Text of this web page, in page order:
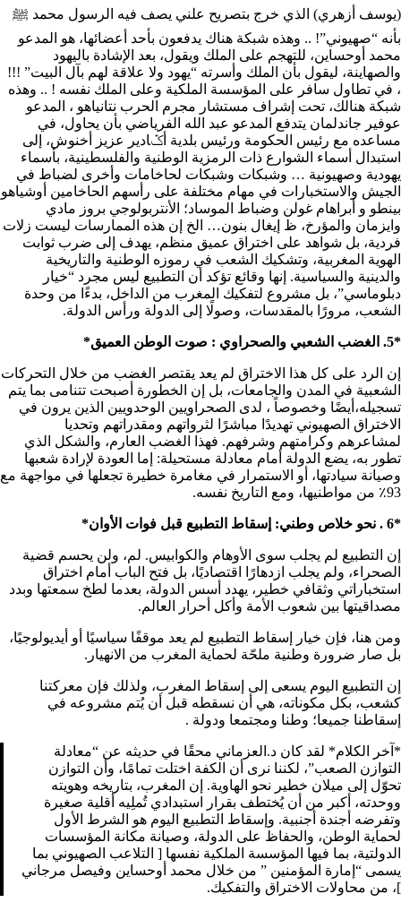
(يوسف أزهري) الذي خرج بتصريح علني يصف فيه الرسول محمد ﷺ
بأنه “صهيوني”! .. وهذه شبكة هناك يدفعون بأحد أعضائها، هو المدعو
محمد أوحساين، للتهجم على الملك ويقول، بعد الإشادة باليهود
والصهاينة، ليقول بأن الملك وأسرته “يهود ولا علاقة لهم بآل البيت” !!!
، في تطاول سافر على المؤسسة الملكية وعلى الملك نفسه ! .. وهذه
شبكة هنالك، تحت إشراف مستشار مجرم الحرب نتانياهو ، المدعو
عوفير جاندلمان يتدفع المدعو عبد الله الفرياضي بأن يحاول، في
مساعده مع رئيس الحكومة ورئيس بلدية أݣادير عزيز أخنوش، إلى
استبدال أسماء الشوارع ذات الرمزية الوطنية والفلسطينية، بأسماء
يهودية وصهيونية … وشبكات وشبكات لحاخامات وأخرى لضباط في
الجيش والاستخبارات في مهام مختلفة على رأسهم الحاخامين أوشياهو
بينطو و أبراهام غولن وضباط الموساد؛ الأنتربولوجي بروز مادي
وايزمان والمؤرخ، ظ إيغال بنون… الخ إن هذه الممارسات ليست زلات
فردية، بل شواهد على اختراق عميق منظم، يهدف إلى ضرب ثوابت
الهوية المغربية، وتشكيك الشعب في رموزه الوطنية والتاريخية
والدينية والسياسية. إنها وقائع تؤكد أن التطبيع ليس مجرد “خيار
دبلوماسي”، بل مشروع لتفكيك المغرب من الداخل، بدءًا من وحدة
الشعب، مرورًا بالمقدسات، وصولًا إلى الدولة ورأس الدولة.
*5. الغضب الشعبي والصحراوي : صوت الوطن العميق*
إن الرد على كل هذا الاختراق لم يعد يقتصر الغضب من خلال التحركات
الشعبية في المدن والجامعات، بل إن الخطورة أصبحت تتنامى بما يتم
تسجيله،أيضًا وخصوصاً ، لدى الصحراويين الوحدويين الذين يرون في
الاختراق الصهيوني تهديدًا مباشرًا لثرواتهم ومقدراتهم وتحديا
لمشاعرهم وكرامتهم وشرفهم. فهذا الغضب العارم، والشكل الذي
تطور به، يضع الدولة أمام معادلة مستحيلة: إما العودة لإرادة شعبها
وصيانة سيادتها، أو الاستمرار في مغامرة خطيرة تجعلها في مواجهة مع
93٪ من مواطنيها، ومع التاريخ نفسه.
*6 . نحو خلاص وطني: إسقاط التطبيع قبل فوات الأوان*
إن التطبيع لم يجلب سوى الأوهام والكوابيس. لم، ولن يحسم قضية
الصحراء، ولم يجلب ازدهارًا اقتصاديًا، بل فتح الباب أمام اختراق
استخباراتي وثقافي خطير، يهدد أسس الدولة، بعدما لطخ سمعتها وبدد
مصداقيتها بين شعوب الأمة وأكل أحرار العالم.
ومن هنا، فإن خيار إسقاط التطبيع لم يعد موقفًا سياسيًا أو أيديولوجيًا،
بل صار ضرورة وطنية ملحّة لحماية المغرب من الانهيار.
إن التطبيع اليوم يسعى إلى إسقاط المغرب، ولذلك فإن معركتنا
كشعب، بكل مكوناته، هي أن نسقطه قبل أن يُتم مشروعه في
إسقاطنا جميعا؛ وطنا ومجتمعا ودولة .
*آخر الكلام* لقد كان د.العزماني محقًا في حديثه عن “معادلة
التوازن الصعب”، لكننا نرى أن الكفة اختلت تمامًا، وأن التوازن
تحوّل إلى ميلان خطير نحو الهاوية. إن المغرب، بتاريخه وهويته
ووحدته، أكبر من أن يُختطف بقرار استبدادي تُملِيه أقلية صغيرة
وتفرضه أجندة أجنبية. وإسقاط التطبيع اليوم هو الشرط الأول
لحماية الوطن، والحفاظ على الدولة، وصيانة مكانة المؤسسات
الدولتية، بما فيها المؤسسة الملكية نفسها [ التلاعب الصهيوني بما
يسمى “إمارة المؤمنين ” من خلال محمد أوحساين وفيصل مرجاني
]، من محاولات الاختراق والتفكيك.